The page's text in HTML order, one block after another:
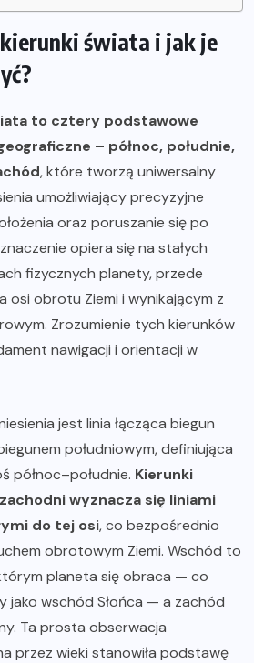
kierunki świata i jak je
to cztery podstawowe
– północ, południe,
, które tworzą uniwersalny
umożliwiający precyzyjne
oraz poruszanie się po
opiera się na stałych
fizycznych planety, przede
osi obrotu Ziemi i wynikającym z
Zrozumienie tych kierunków
nawigacji i orientacji w
jest linia łącząca biegun
południowym, definiująca
północ–południe. Kierunki
wyznacza się liniami
do tej osi, co bezpośrednio
obrotowym Ziemi. Wschód to
planeta się obraca — co
jako wschód Słońca — a zachód
Ta prosta obserwacja
przez wieki stanowiła podstawę